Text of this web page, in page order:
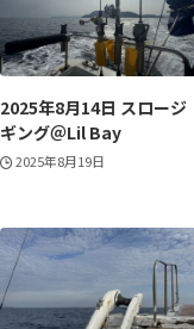
2025年8月14日 スロージ
ギング＠Lil Bay
2025年8月19日